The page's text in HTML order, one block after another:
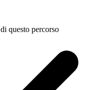
di questo percorso